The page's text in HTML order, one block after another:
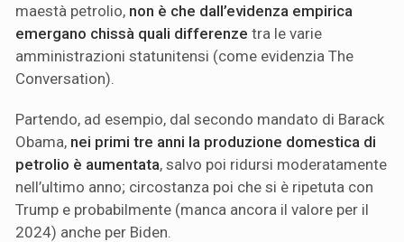
maestà petrolio, non è che dall’evidenza empirica
emergano chissà quali differenze tra le varie
amministrazioni statunitensi (come evidenzia The
Conversation).
Partendo, ad esempio, dal secondo mandato di Barack
Obama, nei primi tre anni la produzione domestica di
petrolio è aumentata, salvo poi ridursi moderatamente
nell’ultimo anno; circostanza poi che si è ripetuta con
Trump e probabilmente (manca ancora il valore per il
2024) anche per Biden.